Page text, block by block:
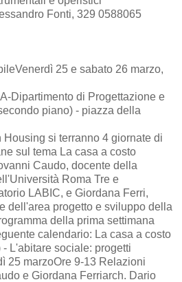
Fonti, 329 0588065
25 e sabato 26 marzo,
Dipartimento di Progettazione e
piano) - piazza della
si terranno 4 giornate di
sul tema La casa a costo
Caudo, docente della
Roma Tre e
LABIC, e Giordana Ferri,
dell'area progetto e sviluppo della
della prima settimana
calendario: La casa a costo
L'abitare sociale: progetti
25 marzoOre 9-13 Relazioni
e Giordana Ferriarch. Dario